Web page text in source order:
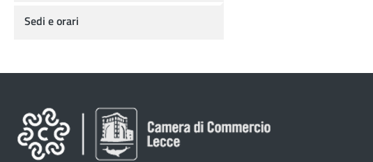
Sedi e orari